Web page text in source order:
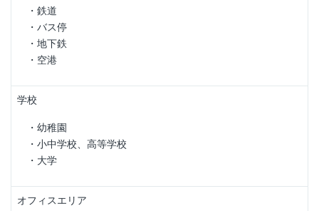
・鉄道
・バス停
・地下鉄
・空港
学校
・幼稚園
・小中学校、高等学校
・大学
オフィスエリア